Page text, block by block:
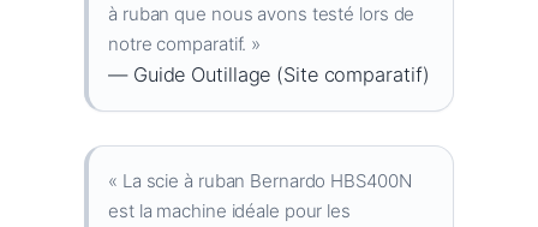
à ruban que nous avons testé lors de
notre comparatif. »
— Guide Outillage (Site comparatif)
« La scie à ruban Bernardo HBS400N
est la machine idéale pour les